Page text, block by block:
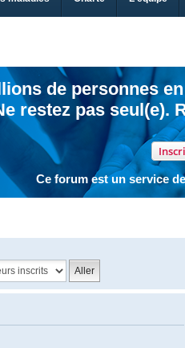
de personnes
restez pas seul(e).
Ce forum est un service